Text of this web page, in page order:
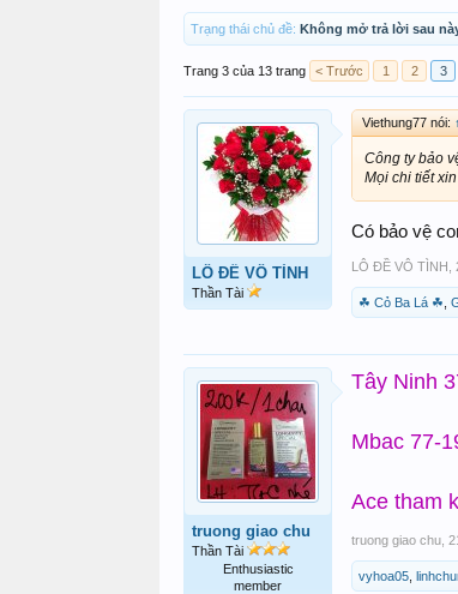
Trạng thái chủ đề: Không mở trả lời sau
Trang 3 của 13 trang < Trước 1 2 3
LÔ ĐỀ VÔ TÌNH
Thần Tài
Viethung77 nói: ↑
Công ty bảo
Mọi chi tiết
Có bảo vệ
LÔ ĐỀ VÔ TÌNH
☘ Cỏ Ba Lá ☘
truong giao chu
Thần Tài
Enthusiastic
member
Tây Ninh
Mbac 77-
Ace tham
truong giao chu
vyhoa05